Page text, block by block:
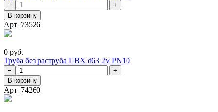
−
+
В корзину
Арт: 73526
0 руб.
Труба без раструба ПВХ d63 2м PN10
−
+
В корзину
Арт: 74260